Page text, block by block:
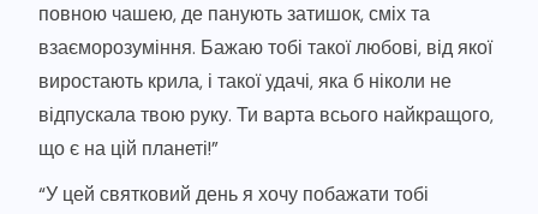
повною чашею, де панують затишок, сміх та
взаєморозуміння. Бажаю тобі такої любові, від якої
виростають крила, і такої удачі, яка б ніколи не
відпускала твою руку. Ти варта всього найкращого,
що є на цій планеті!”
“У цей святковий день я хочу побажати тобі